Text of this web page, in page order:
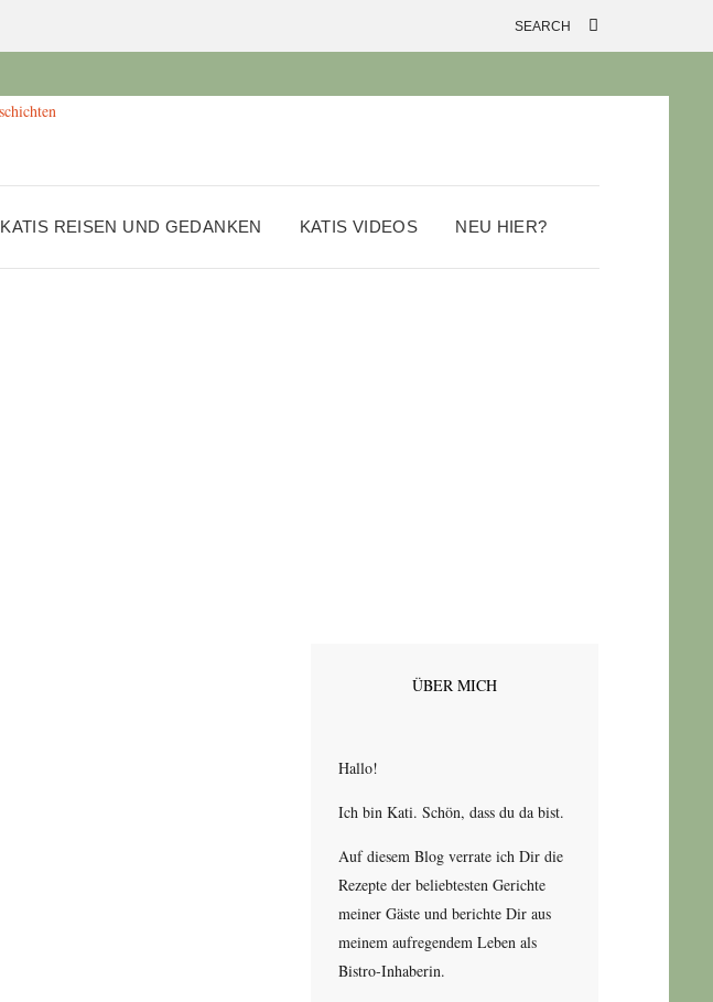
KATIS REISEN UND GEDANKEN KATIS VIDEOS NEU HIER?
ÜBER MICH
Hallo!
Ich bin Kati. Schön, dass du da bist.
Auf diesem Blog verrate ich Dir die
Rezepte der beliebtesten Gerichte
meiner Gäste und berichte Dir aus
meinem aufregendem Leben als
Bistro-Inhaberin.